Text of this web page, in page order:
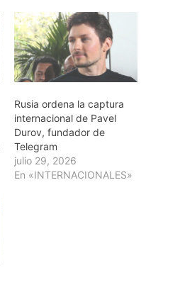
Rusia ordena la captura
internacional de Pavel
Durov, fundador de
Telegram
julio 29, 2026
En «INTERNACIONALES»